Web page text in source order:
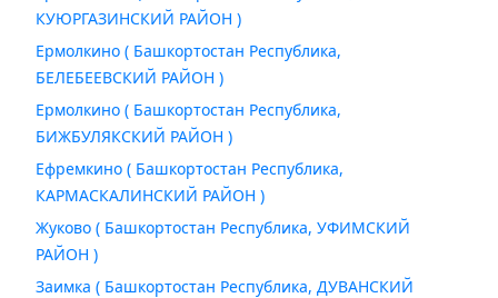
КУЮРГАЗИНСКИЙ РАЙОН )
Ермолкино ( Башкортостан Республика,
БЕЛЕБЕЕВСКИЙ РАЙОН )
Ермолкино ( Башкортостан Республика,
БИЖБУЛЯКСКИЙ РАЙОН )
Ефремкино ( Башкортостан Республика,
КАРМАСКАЛИНСКИЙ РАЙОН )
Жуково ( Башкортостан Республика, УФИМСКИЙ
РАЙОН )
Заимка ( Башкортостан Республика, ДУВАНСКИЙ